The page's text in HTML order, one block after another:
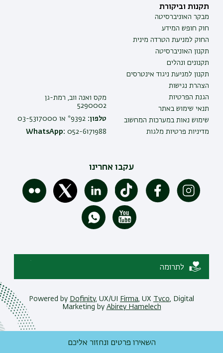
תקנות וביקורת
מבקר האוניברסיטה
חוק חופש המידע
החוק למניעת הטרדה מינית
תקנון האוניברסיטה
תקנונים ונהלים
תקנון למניעת ניגוד אינטרסים
הצהרת נגישות
הגנת הפרטיות
תנאי שימוש באתר
שימוש נאות במערכות המחשוב
מדיניות פרטיות מלגות
מקס ואנה ווב, רמת-גן
5290002
טלפון:
WhatsApp: 052-6171988
עקבו אחרינו
לתרומה
Powered by Dofinity, UX/UI Firma , UX Tyco , Digital
Marketing by Abirey Hamelech
השאירו פרטים ונחזור אליכם